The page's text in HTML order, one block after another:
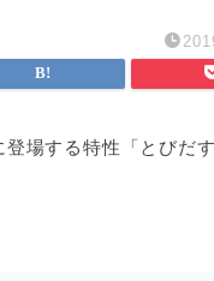
場する特性「とびだ